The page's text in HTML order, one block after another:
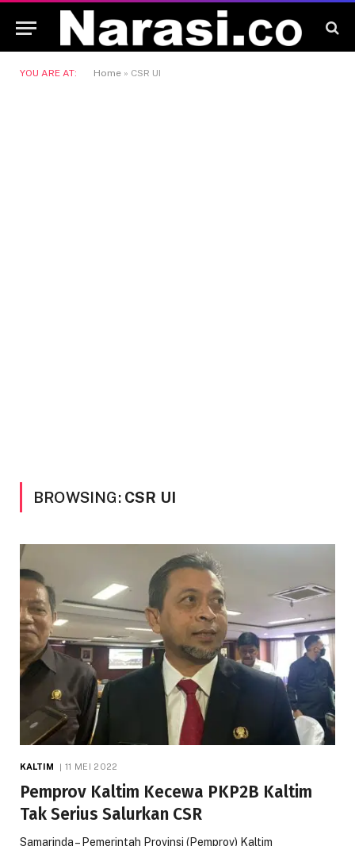
YOU ARE AT: Home » CSR UI
BROWSING: CSR UI
KALTIM 11 MEI 2022
Pemprov Kaltim Kecewa PKP2B Kaltim
Tak Serius Salurkan CSR
Samarinda – Pemerintah Provinsi (Pemprov) Kaltim